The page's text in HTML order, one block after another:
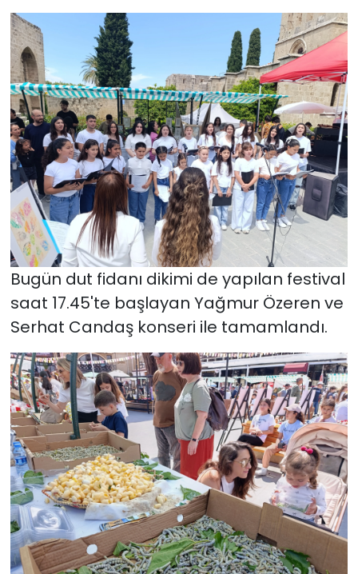
Bugün dut fidanı dikimi de yapılan festival
saat 17.45'te başlayan Yağmur Özeren ve
Serhat Candaş konseri ile tamamlandı.